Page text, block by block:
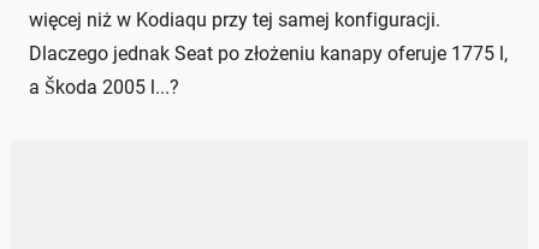
więcej niż w Kodiaqu przy tej samej konfiguracji.
Dlaczego jednak Seat po złożeniu kanapy oferuje 1775 l,
a Škoda 2005 l...?